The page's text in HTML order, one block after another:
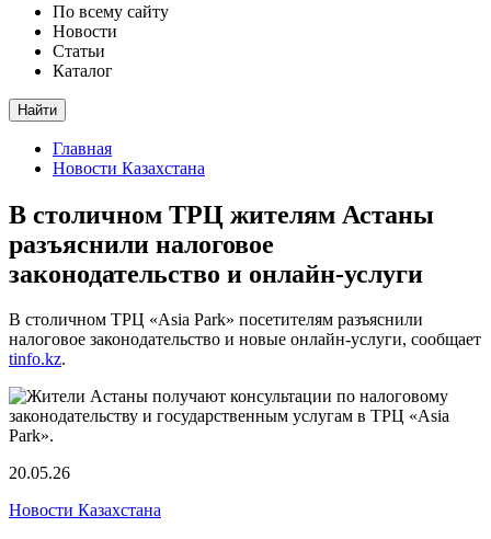
По всему сайту
Новости
Статьи
Каталог
Найти
Главная
Новости Казахстана
В столичном ТРЦ жителям Астаны
разъяснили налоговое
законодательство и онлайн-услуги
В столичном ТРЦ «Asia Park» посетителям разъяснили
налоговое законодательство и новые онлайн-услуги, сообщает
tinfo.kz.
20.05.26
Новости Казахстана